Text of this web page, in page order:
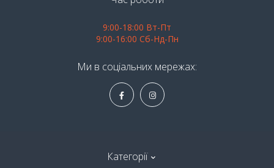
Категорії
9:00-18:00 Вт-Пт
9:00-16:00 Сб-Нд-Пн
Ми в соціальних мережах: